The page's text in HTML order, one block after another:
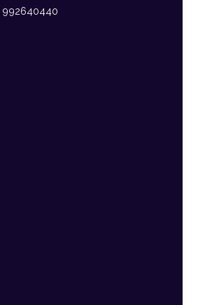
992640440